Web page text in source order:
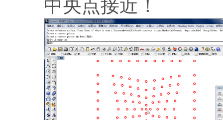
中央点接近！